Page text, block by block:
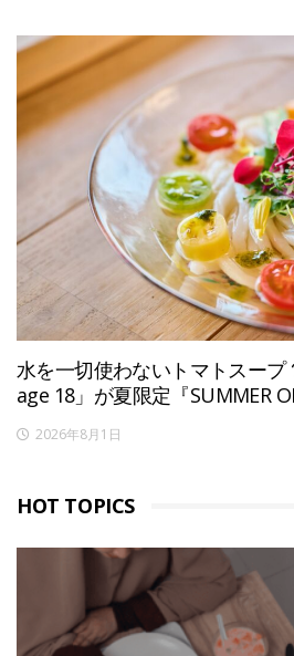
水を一切使わないトマトスー
age 18」が夏限定『SUMMER
2026年8月1日
HOT TOPICS